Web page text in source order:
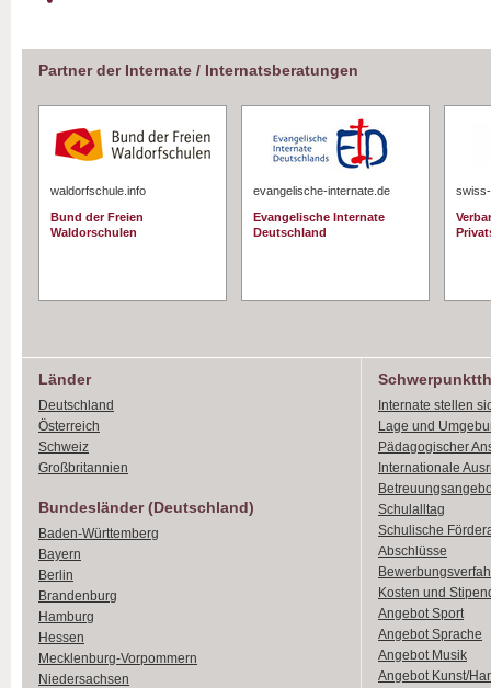
Partner der Internate / Internatsberatungen
waldorfschule.info
Bund der Freien
Waldorschulen
evangelische-internate.de
Evangelische Internate
Deutschland
Länder
Deutschland
Österreich
Schweiz
Großbritannien
Bundesländer (Deutschland)
Baden-Württemberg
Bayern
Berlin
Brandenburg
Hamburg
Hessen
Mecklenburg-Vorpommern
Niedersachsen
Internate stellen
Lage und
Pädagogischer
Internationale
Schulalltag
Schulische
Abschlüsse
Kosten und
Angebot Sport
Angebot Sprache
Angebot Musik
Angebot Kunst/